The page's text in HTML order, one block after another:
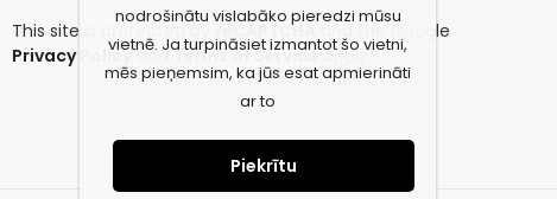
This site is protected by reCAPTCHA
and the Google
Privacy PolicyandTerms of Serviceapply.
nodrošinātu vislabāko pieredzi mūsu
vietnē. Ja turpināsiet izmantot šo vietni,
mēs pieņemsim, ka jūs esat apmierināti
ar to
Piekrītu